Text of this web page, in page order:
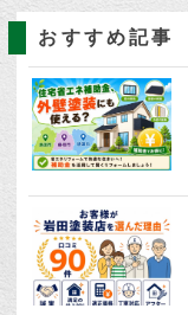
おすすめ記事